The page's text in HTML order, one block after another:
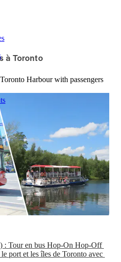
à Toronto
Harbour with passengers
: Tour en bus Hop-On Hop-Off
port et les îles de Toronto avec